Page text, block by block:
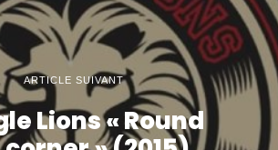
ARTICLE SUIVANT
Lions « Round